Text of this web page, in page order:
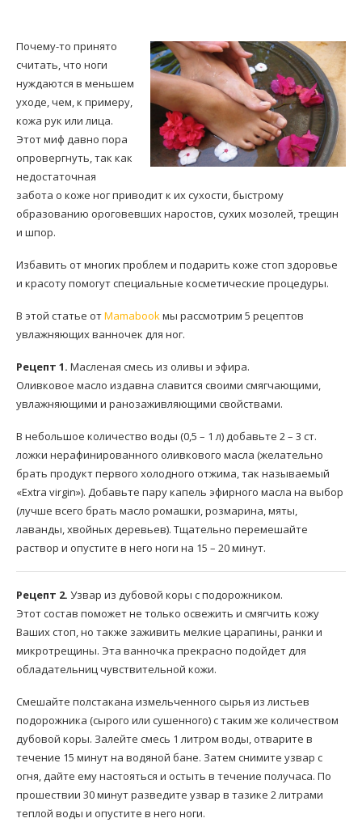
Почему-то принято
считать, что ноги
нуждаются в меньшем
уходе, чем, к примеру,
кожа рук или лица.
Этот миф давно пора
опровергнуть, так как
недостаточная
забота о коже ног приводит к их сухости, быстрому
образованию ороговевших наростов, сухих мозолей, трещин
и шпор.
Избавить от многих проблем и подарить коже стоп здоровье
и красоту помогут специальные косметические процедуры.
В этой статье отMamabookмы рассмотрим 5 рецептов
увлажняющих ванночек для ног.
Рецепт 1. Масленая смесь из оливы и эфира.
Оливковое масло издавна славится своими смягчающими,
увлажняющими и ранозаживляющими свойствами.
В небольшое количество воды (0,5 – 1 л) добавьте 2 – 3 ст.
ложки нерафинированного оливкового масла (желательно
брать продукт первого холодного отжима, так называемый
«Extra virgin»). Добавьте пару капель эфирного масла на выбор
(лучше всего брать масло ромашки, розмарина, мяты,
лаванды, хвойных деревьев). Тщательно перемешайте
раствор и опустите в него ноги на 15 – 20 минут.
Рецепт 2. Узвар из дубовой коры с подорожником.
Этот состав поможет не только освежить и смягчить кожу
Ваших стоп, но также заживить мелкие царапины, ранки и
микротрещины. Эта ванночка прекрасно подойдет для
обладательниц чувствительной кожи.
Смешайте полстакана измельченного сырья из листьев
подорожника (сырого или сушенного) с таким же количеством
дубовой коры. Залейте смесь 1 литром воды, отварите в
течение 15 минут на водяной бане. Затем снимите узвар с
огня, дайте ему настояться и остыть в течение получаса. По
прошествии 30 минут разведите узвар в тазике 2 литрами
теплой воды и опустите в него ноги.